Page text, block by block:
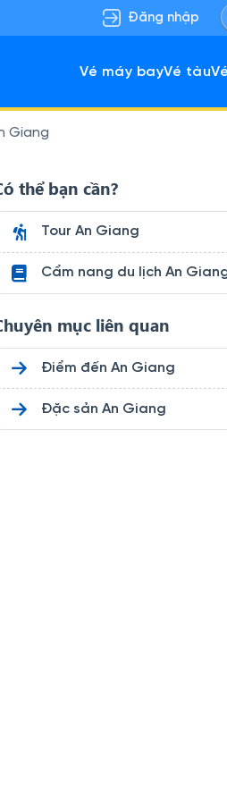
Đăng nhập
Vé máy bayVé tàu
Giang
thể bạn cần?
Tour An Giang
Cẩm nang du lịch An
mục liên quan
Điểm đến An Giang
Đặc sản An Giang